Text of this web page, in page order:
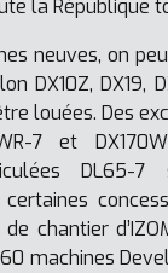
la République
neuves, on
DX10Z, DX19,
louées. Des
7 et
DL65-7
de chantier
machines